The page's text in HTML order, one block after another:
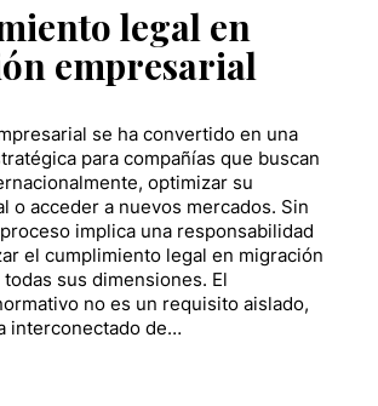
legal en
empresarial
se ha convertido en una
para compañías que buscan
optimizar su
o acceder a nuevos mercados. Sin
implica una responsabilidad
el cumplimiento legal en migración
sus dimensiones. El
no es un requisito aislado,
interconectado de…